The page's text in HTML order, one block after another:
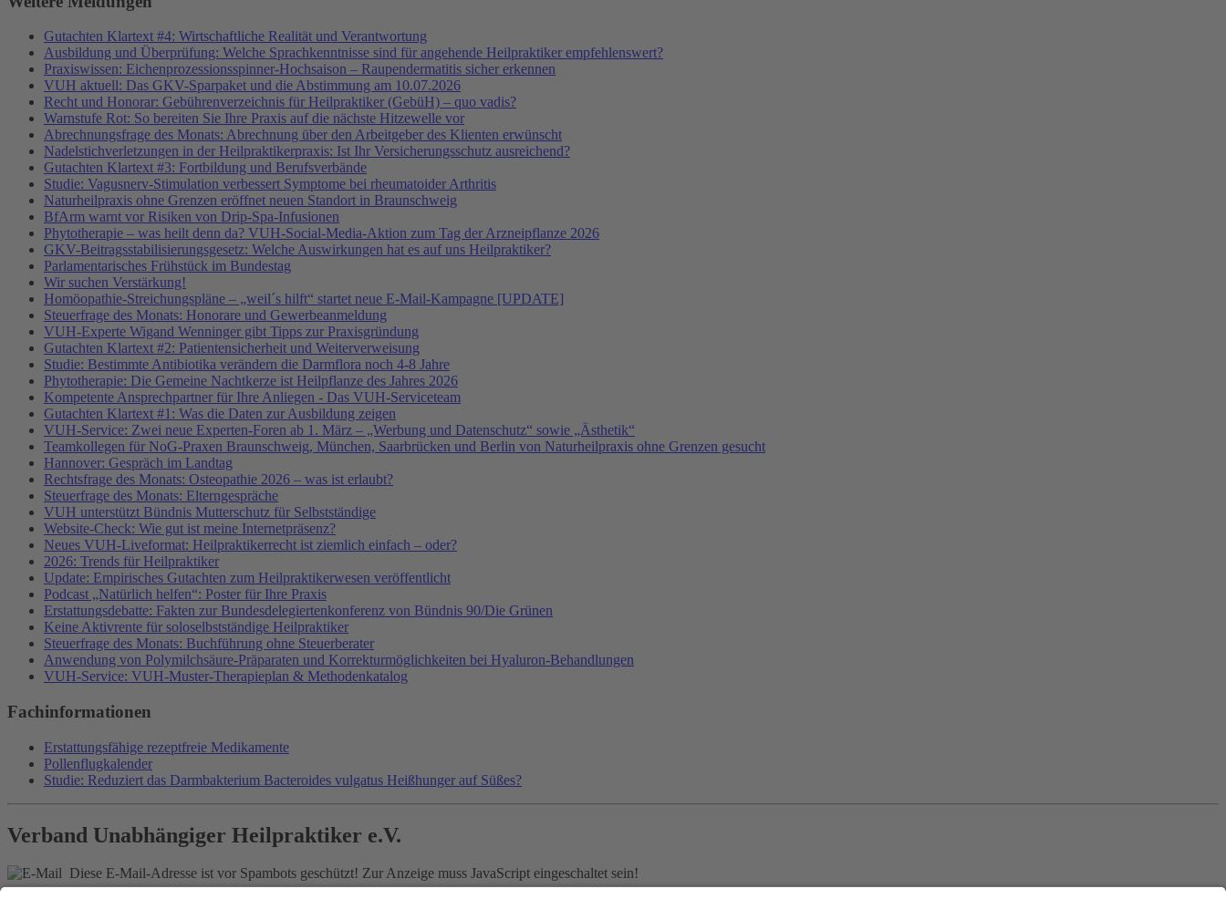
Gutachten Klartext #4: Wirtschaftliche Realität und Verantwortung
Ausbildung und Überprüfung: Welche Sprachkenntnisse sind für angehende Heilpraktiker empfehlenswert?
Praxiswissen: Eichenprozessionsspinner-Hochsaison – Raupendermatitis sicher erkennen
VUH aktuell: Das GKV-Sparpaket und die Abstimmung am 10.07.2026
Recht und Honorar: Gebührenverzeichnis für Heilpraktiker (GebüH) – quo vadis?
Warnstufe Rot: So bereiten Sie Ihre Praxis auf die nächste Hitzewelle vor
Abrechnungsfrage des Monats: Abrechnung über den Arbeitgeber des Klienten erwünscht
Nadelstichverletzungen in der Heilpraktikerpraxis: Ist Ihr Versicherungsschutz ausreichend?
Gutachten Klartext #3: Fortbildung und Berufsverbände
Studie: Vagusnerv-Stimulation verbessert Symptome bei rheumatoider Arthritis
Naturheilpraxis ohne Grenzen eröffnet neuen Standort in Braunschweig
BfArm warnt vor Risiken von Drip-Spa-Infusionen
Phytotherapie – was heilt denn da? VUH-Social-Media-Aktion zum Tag der Arzneipflanze 2026
GKV-Beitragsstabilisierungsgesetz: Welche Auswirkungen hat es auf uns Heilpraktiker?
Parlamentarisches Frühstück im Bundestag
Wir suchen Verstärkung!
Homöopathie-Streichungspläne – „weil´s hilft“ startet neue E-Mail-Kampagne [UPDATE]
Steuerfrage des Monats: Honorare und Gewerbeanmeldung
VUH-Experte Wigand Wenninger gibt Tipps zur Praxisgründung
Gutachten Klartext #2: Patientensicherheit und Weiterverweisung
Studie: Bestimmte Antibiotika verändern die Darmflora noch 4-8 Jahre
Phytotherapie: Die Gemeine Nachtkerze ist Heilpflanze des Jahres 2026
Kompetente Ansprechpartner für Ihre Anliegen - Das VUH-Serviceteam
Gutachten Klartext #1: Was die Daten zur Ausbildung zeigen
VUH-Service: Zwei neue Experten-Foren ab 1. März – „Werbung und Datenschutz“ sowie „Ästhetik“
Teamkollegen für NoG-Praxen Braunschweig, München, Saarbrücken und Berlin von Naturheilpraxis ohne Grenzen gesucht
Hannover: Gespräch im Landtag
Rechtsfrage des Monats: Osteopathie 2026 – was ist erlaubt?
Steuerfrage des Monats: Elterngespräche
VUH unterstützt Bündnis Mutterschutz für Selbstständige
Website-Check: Wie gut ist meine Internetpräsenz?
Neues VUH-Liveformat: Heilpraktikerrecht ist ziemlich einfach – oder?
2026: Trends für Heilpraktiker
Update: Empirisches Gutachten zum Heilpraktikerwesen veröffentlicht
Podcast „Natürlich helfen“: Poster für Ihre Praxis
Erstattungsdebatte: Fakten zur Bundesdelegiertenkonferenz von Bündnis 90/Die Grünen
Keine Aktivrente für soloselbstständige Heilpraktiker
Steuerfrage des Monats: Buchführung ohne Steuerberater
Anwendung von Polymilchsäure-Präparaten und Korrekturmöglichkeiten bei Hyaluron-Behandlungen
VUH-Service: VUH-Muster-Therapieplan & Methodenkatalog
Fachinformationen
Erstattungsfähige rezeptfreie Medikamente
Pollenflugkalender
Studie: Reduziert das Darmbakterium Bacteroides vulgatus Heißhunger auf Süßes?
Verband Unabhängiger Heilpraktiker e.V.
Diese E-Mail-Adresse ist vor Spambots geschützt! Zur Anzeige muss JavaScript eingeschaltet sein!